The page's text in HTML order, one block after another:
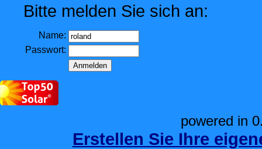
Bitte melden Sie sich an:
Name:
Passwort:
powered in
Erstellen Sie Ihre